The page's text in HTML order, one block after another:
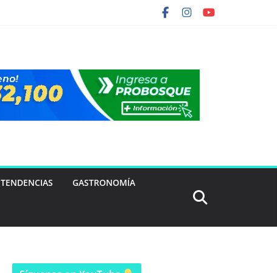
TENDENCIAS GASTRONOMÍA